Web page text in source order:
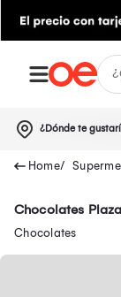
¿Dónde te
Chocolates
Chocolates